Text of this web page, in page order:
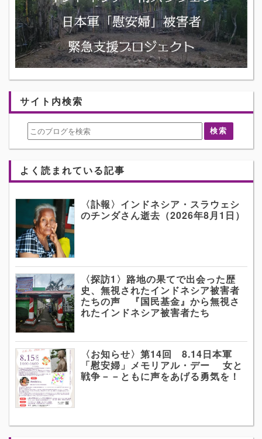
サイト内検索
よく読まれている記事
〈訃報〉インドネシア・スラウェシ
のチンダさん逝去（2026年8月1日）
〈探訪1〉路地の果てで出会った歴
史、無視されたインドネシア被害者
たちの声 『国民基金』から無視さ
れたインドネシア被害者たち
〈お知らせ〉第14回 8.14日本軍
「慰安婦」メモリアル・デー 女と
戦争－－ともに声をあげる勇気を！